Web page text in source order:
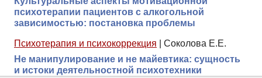
психотерапии пациентов с алкогольной
зависимостью: постановка проблемы
Психотерапия и психокоррекция
Соколова Е.Е.
Не манипулирование и не майевтика: сущность
и истоки деятельностной психотехники